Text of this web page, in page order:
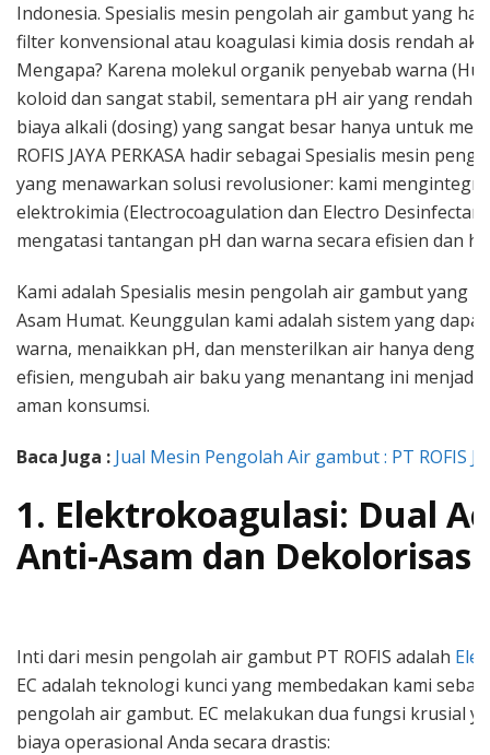
Indonesia. Spesialis mesin pengolah air gambut yang
filter konvensional atau koagulasi kimia dosis rendah
Mengapa? Karena molekul organik penyebab warna
koloid dan sangat stabil, sementara pH air yang rendah
biaya alkali (dosing) yang sangat besar hanya untuk
ROFIS JAYA PERKASA hadir sebagai Spesialis mesin
yang menawarkan solusi revolusioner: kami
elektrokimia (Electrocoagulation dan Electro
mengatasi tantangan pH dan warna secara efisien dan
Kami adalah Spesialis mesin pengolah air gambut yang
Asam Humat. Keunggulan kami adalah sistem yang
warna, menaikkan pH, dan mensterilkan air hanya
efisien, mengubah air baku yang menantang ini menjadi
aman konsumsi.
Baca Juga : Jual Mesin Pengolah Air gambut : PT ROFIS
1. Elektrokoagulasi: Dual
Anti-Asam dan Dekolorisasi
Inti dari mesin pengolah air gambut PT ROFIS adalah
EC adalah teknologi kunci yang membedakan kami
pengolah air gambut. EC melakukan dua fungsi krusial
biaya operasional Anda secara drastis: